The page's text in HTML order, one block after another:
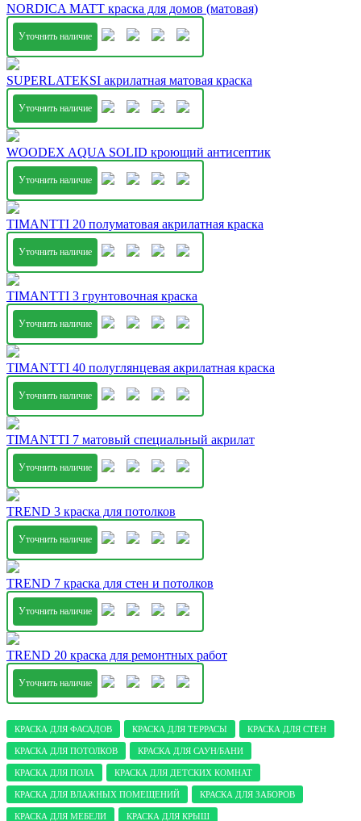
NORDICA MATT краска для домов (матовая)
Уточнить наличие
SUPERLATEKSI акрилатная матовая краска
Уточнить наличие
WOODEX AQUA SOLID кроющий антисептик
Уточнить наличие
TIMANTTI 20 полуматовая акрилатная краска
Уточнить наличие
TIMANTTI 3 грунтовочная краска
Уточнить наличие
TIMANTTI 40 полуглянцевая акрилатная краска
Уточнить наличие
TIMANTTI 7 матовый специальный акрилат
Уточнить наличие
TREND 3 краска для потолков
Уточнить наличие
TREND 7 краска для стен и потолков
Уточнить наличие
TREND 20 краска для ремонтных работ
Уточнить наличие
КРАСКА ДЛЯ ФАСАДОВ КРАСКА ДЛЯ ТЕРРАСЫ КРАСКА ДЛЯ СТЕН
КРАСКА ДЛЯ ПОТОЛКОВ КРАСКА ДЛЯ САУН/БАНИ
КРАСКА ДЛЯ ПОЛА КРАСКА ДЛЯ ДЕТСКИХ КОМНАТ
КРАСКА ДЛЯ ВЛАЖНЫХ ПОМЕЩЕНИЙ КРАСКА ДЛЯ ЗАБОРОВ
КРАСКА ДЛЯ МЕБЕЛИ КРАСКА ДЛЯ КРЫШ